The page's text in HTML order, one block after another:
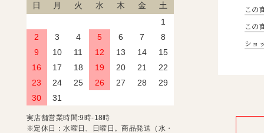
この
この
ショ
日
月 火 水 木 金
土
1
2
3 4 5 6 7
8
9
10 11 12 13 14
15
16
17 18 19 20 21
22
23
24 25 26 27 28
29
30
31
実店舗営業時間:9時-18時
※定休日：水曜日、日曜日。商品発送（水・